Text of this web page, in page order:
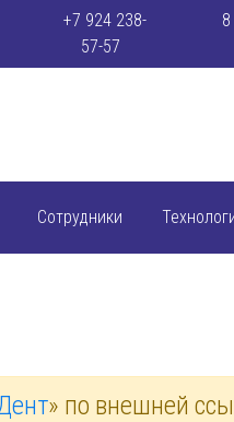
+7 924 238-
57-57
Сотрудники
» по внешней